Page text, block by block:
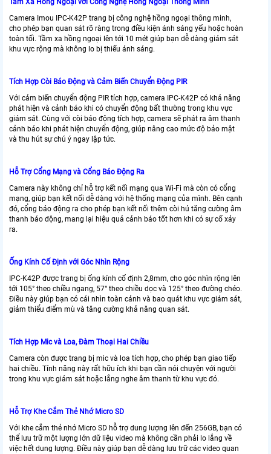
Tầm Xa Hồng Ngoại với Công Nghệ Hồng Ngoại Thông Minh
Camera Imou IPC-K42P trang bị công nghệ hồng ngoại thông minh,
cho phép bạn quan sát rõ ràng trong điều kiện ánh sáng yếu hoặc hoàn
toàn tối. Tầm xa hồng ngoại lên tới 10 mét giúp bạn dễ dàng giám sát
khu vực rộng mà không lo bị thiếu ánh sáng.
Tích Hợp Còi Báo Động và Cảm Biến Chuyển Động PIR
Với cảm biến chuyển động PIR tích hợp, camera IPC-K42P có khả năng
phát hiện và cảnh báo khi có chuyển động bất thường trong khu vực
giám sát. Cùng với còi báo động tích hợp, camera sẽ phát ra âm thanh
cảnh báo khi phát hiện chuyển động, giúp nâng cao mức độ bảo mật
và thu hút sự chú ý ngay lập tức.
Hỗ Trợ Cổng Mạng và Cổng Báo Động Ra
Camera này không chỉ hỗ trợ kết nối mạng qua Wi-Fi mà còn có cổng
mạng, giúp bạn kết nối dễ dàng với hệ thống mạng của mình. Bên cạnh
đó, cổng báo động ra cho phép bạn kết nối thêm còi hú tăng cường âm
thanh báo động, mang lại hiệu quả cảnh báo tốt hơn khi có sự cố xảy
ra.
Ống Kính Cố Định với Góc Nhìn Rộng
IPC-K42P được trang bị ống kính cố định 2,8mm, cho góc nhìn rộng lên
tới 105° theo chiều ngang, 57° theo chiều dọc và 125° theo đường chéo.
Điều này giúp bạn có cái nhìn toàn cảnh và bao quát khu vực giám sát,
giảm thiểu điểm mù và tăng cường khả năng quan sát.
Tích Hợp Mic và Loa, Đàm Thoại Hai Chiều
Camera còn được trang bị mic và loa tích hợp, cho phép bạn giao tiếp
hai chiều. Tính năng này rất hữu ích khi bạn cần nói chuyện với người
trong khu vực giám sát hoặc lắng nghe âm thanh từ khu vực đó.
Hỗ Trợ Khe Cắm Thẻ Nhớ Micro SD
Với khe cắm thẻ nhớ Micro SD hỗ trợ dung lượng lên đến 256GB, bạn có
thể lưu trữ một lượng lớn dữ liệu video mà không cần phải lo lắng về
việc hết dung lượng. Điều này giúp bạn dễ dàng lưu trữ các video quan